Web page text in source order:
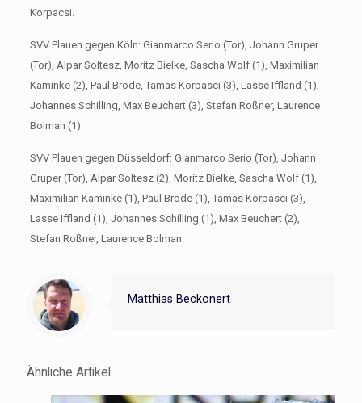
Korpacsi.
SVV Plauen gegen Köln: Gianmarco Serio (Tor), Johann Gruper
(Tor), Alpar Soltesz, Moritz Bielke, Sascha Wolf (1), Maximilian
Kaminke (2), Paul Brode, Tamas Korpasci (3), Lasse Iffland (1),
Johannes Schilling, Max Beuchert (3), Stefan Roßner, Laurence
Bolman (1)
SVV Plauen gegen Düsseldorf: Gianmarco Serio (Tor), Johann
Gruper (Tor), Alpar Soltesz (2), Moritz Bielke, Sascha Wolf (1),
Maximilian Kaminke (1), Paul Brode (1), Tamas Korpasci (3),
Lasse Iffland (1), Johannes Schilling (1), Max Beuchert (2),
Stefan Roßner, Laurence Bolman
Matthias Beckonert
Ähnliche Artikel